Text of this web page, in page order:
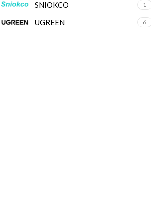
SNIOKCO 1
UGREEN 6